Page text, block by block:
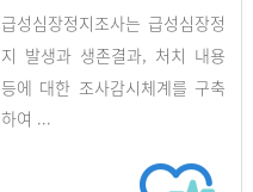
급성심장정지조사는 급성심장정
지 발생과 생존결과, 처치 내용
등에 대한 조사감시체계를 구축
하여 ...